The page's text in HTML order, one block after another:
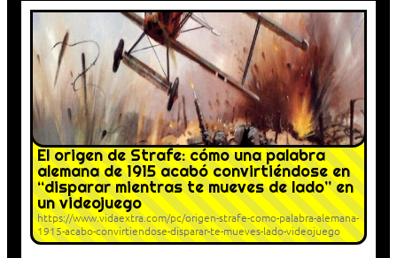
El origen de Strafe: cómo una palabra
alemana de 1915 acabó convirtiéndose en
“disparar mientras te mueves de lado” en
un videojuego
https://www.vidaextra.com/pc/origen-strafe-como-palabra-alemana-
1915-acabo-convirtiendose-disparar-te-mueves-lado-videojuego